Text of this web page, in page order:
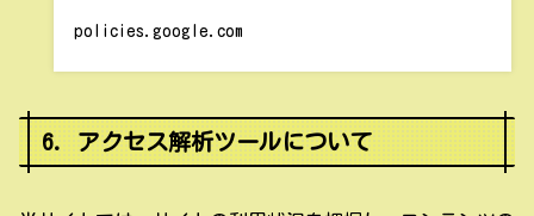
policies.google.com
6. アクセス解析ツールについて